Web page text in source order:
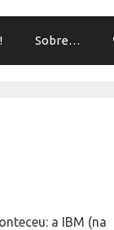
Sobre…
a IBM (na